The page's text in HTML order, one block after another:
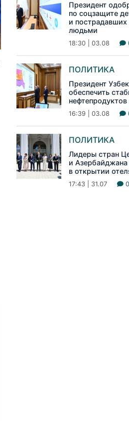
Президент
по соцзащите
и пострадавших
людьми
18:30 | 03.08
ПОЛИТИКА
Президент
обеспечить
нефтепродуктов
16:39 | 03.08
ПОЛИТИКА
Лидеры стран
и Азербайджана
в открытии
17:43 | 31.07 0